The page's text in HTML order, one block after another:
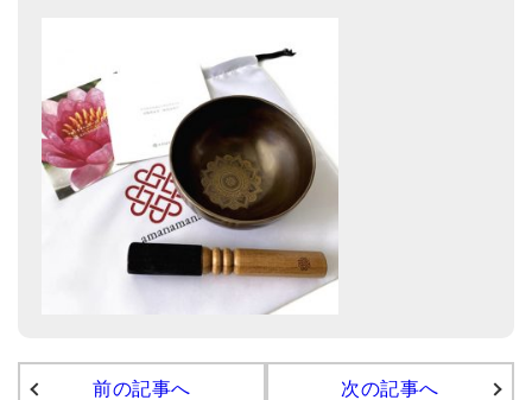
前の記事へ 次の記事へ